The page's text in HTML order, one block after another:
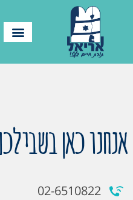
אנחנו כאן
02-6510822